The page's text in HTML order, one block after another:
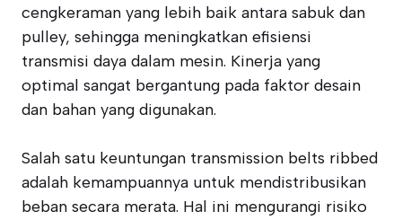
cengkeraman yang lebih baik antara sabuk dan
pulley, sehingga meningkatkan efisiensi
transmisi daya dalam mesin. Kinerja yang
optimal sangat bergantung pada faktor desain
dan bahan yang digunakan.
Salah satu keuntungan transmission belts ribbed
adalah kemampuannya untuk mendistribusikan
beban secara merata. Hal ini mengurangi risiko